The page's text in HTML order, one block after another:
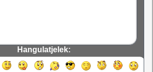
Hangulatjelek: